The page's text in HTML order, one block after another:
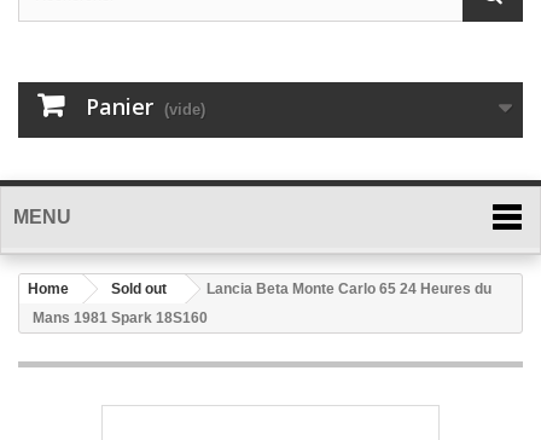
Panier (vide)
MENU
Home Sold out
Lancia Beta Monte Carlo 65 24 Heures du
Mans 1981 Spark 18S160